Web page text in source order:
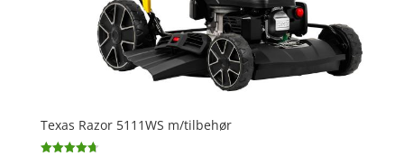
Texas Razor 5111WS m/tilbehør